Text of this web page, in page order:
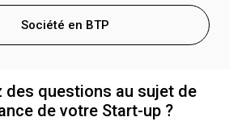
Société en BTP
des questions au sujet de
de votre Start-up ?